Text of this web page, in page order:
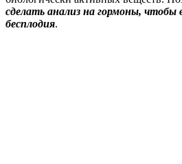
сделать анализ на гормоны, чтобы
бесплодия.